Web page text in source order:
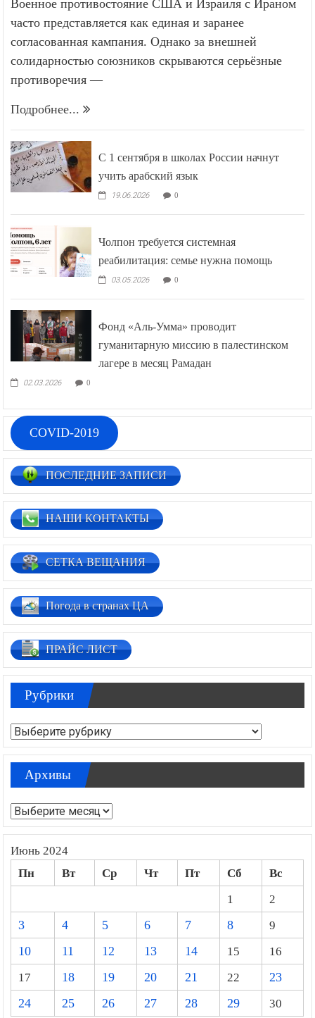
Военное противостояние США и Израиля с Ираном
часто представляется как единая и заранее
согласованная кампания. Однако за внешней
солидарностью союзников скрываются серьёзные
противоречия —
Подробнее...
С 1 сентября в школах России начнут
учить арабский язык
19.06.2026 0
Чолпон требуется системная
реабилитация: семье нужна помощь
03.05.2026 0
Фонд «Аль-Умма» проводит
гуманитарную миссию в палестинском
лагере в месяц Рамадан
02.03.2026 0
COVID-2019
ПОСЛЕДНИЕ ЗАПИСИ
НАШИ КОНТАКТЫ
СЕТКА ВЕЩАНИЯ
Погода в странах ЦА
ПРАЙС ЛИСТ
Рубрики
Рубрики
Архивы
Архивы
Июнь 2024
Пн Вт Ср Чт Пт Сб
Вс
1
2
3
4 5 6 7 8
9
10
11 12 13 14 15
16
17
18 19 20 21 22
23
24
25 26 27 28 29 30